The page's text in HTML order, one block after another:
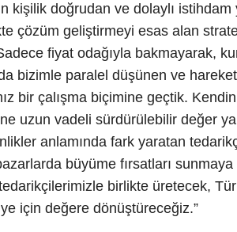
kişilik doğrudan ve dolaylı istihdam
çözüm geliştirmeyi esas alan
fiyat odağıyla bakmayarak,
bizimle paralel düşünen ve
bir çalışma biçimine geçtik.
uzun vadeli sürdürülebilir değer
anlamında fark yaratan
büyüme fırsatları sunmaya
birlikte üretecek,
için değere dönüştüreceğiz.”